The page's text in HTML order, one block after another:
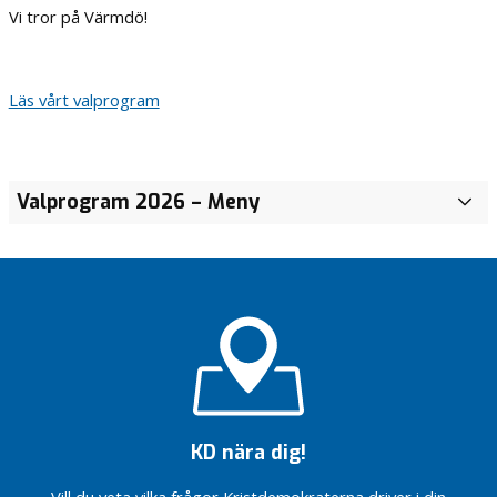
Vi tror på Värmdö!
Läs vårt valprogram
Valprogram 2026 – Meny
KD nära dig!